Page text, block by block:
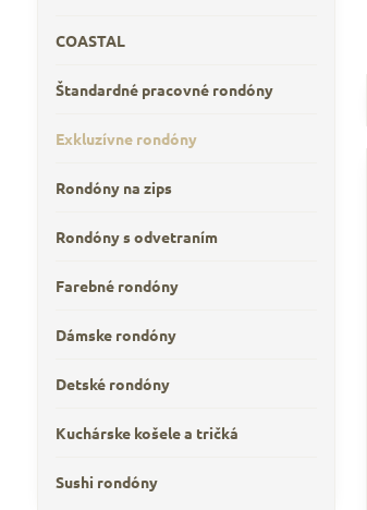
COASTAL
Štandardné pracovné rondóny
Exkluzívne rondóny
Rondóny na zips
Rondóny s odvetraním
Farebné rondóny
Dámske rondóny
Detské rondóny
Kuchárske košele a tričká
Sushi rondóny